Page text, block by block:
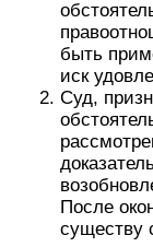
быть
иск
Суд,
После
существу